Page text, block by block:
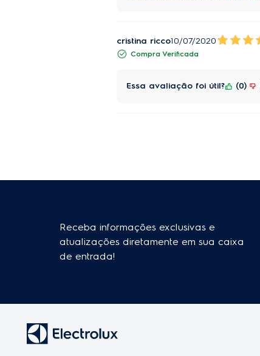
cristina ricco10/07/2020
Compra Verificada
Essa avaliação foi útil? 0
Receba informações exclusivas e
atualizações diretamente em sua caixa
de entrada!